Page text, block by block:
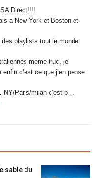
Direct!!!!
a New York et Boston et
des playlists tout le monde
meme truc, je
c’est ce que j’en pense
NY/Paris/milan c’est p…
sable du